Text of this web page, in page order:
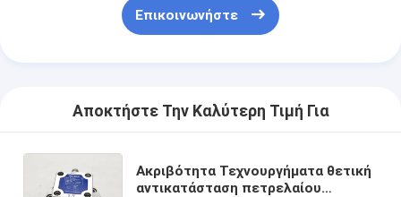
Επικοινωνήστε
Αποκτήστε Την Καλύτερη Τιμή Για
Ακριβότητα Τεχνουργήματα θετική
αντικατάσταση πετρελαίου